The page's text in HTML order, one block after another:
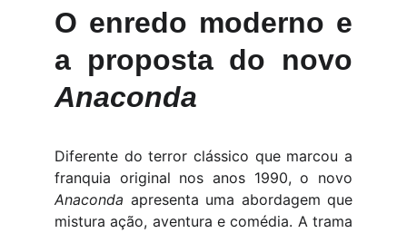
O enredo moderno e
a proposta do novo
Anaconda
Diferente do terror clássico que marcou a
franquia original nos anos 1990, o novo
Anaconda apresenta uma abordagem que
mistura ação, aventura e comédia. A trama